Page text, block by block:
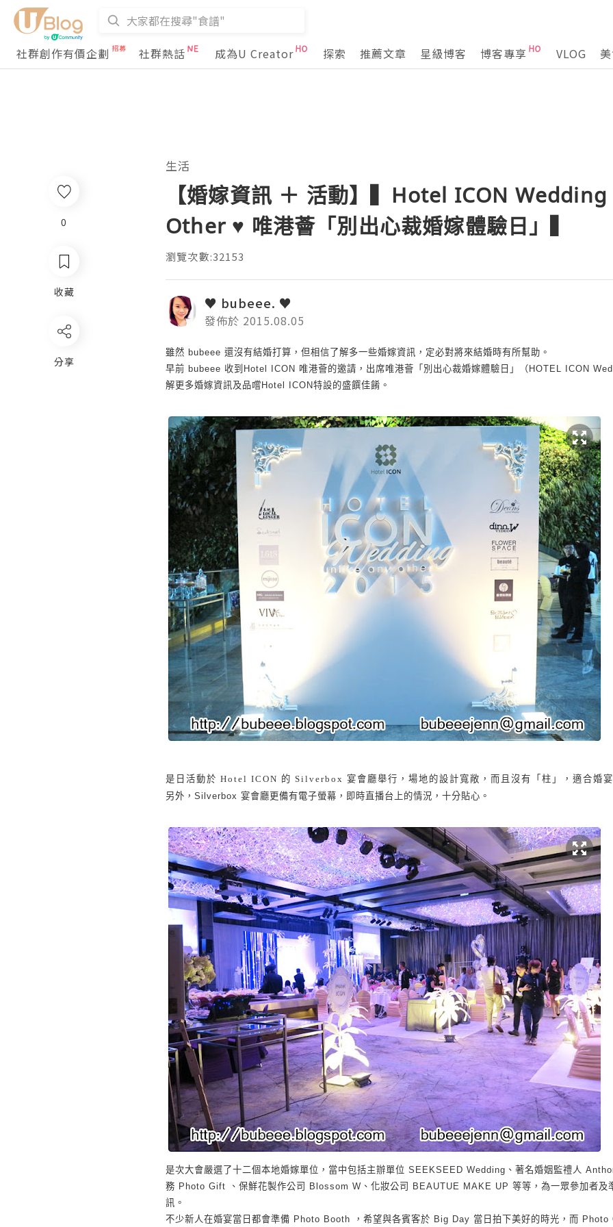
社群創作有價企劃
社群熱話 成為U Creator 探索 推薦文章 星級博客 博客專享 VLOG
0
收藏
分享
生活
【婚嫁資訊 ＋ 活動】▍Hotel ICON
Other ♥ 唯港薈「別出心裁婚嫁體驗日」▍
瀏覽次數:32153
♥ bubeee. ♥
發佈於 2015.08.05
雖然 bubeee 還沒有結婚打算，但相信了解多一些婚嫁資訊，定必對將來結婚時有所幫助。
早前 bubeee 收到 Hotel ICON 唯港薈的邀請，出席唯港薈 「別出心裁婚嫁體驗日」（ HOTEL ICON
解更多婚嫁資訊及品嚐 Hotel ICON特設的盛饌佳餚。
是日活動於 Hotel ICON 的 Silverbox 宴會廳舉行，場地的設計寬敞，而且沒有「柱」，適合婚宴
另外， Silverbox 宴會廳更備有電子螢幕，即時直播台上的情況，十分貼心。
是次大會嚴選了十二個本地婚嫁單位，當中包括主辦單位 SEEKSEED Wedding 、著名婚姻監禮人
務 Photo Gift 、保鮮花製作公司 Blossom W 、 化妝公司 BEAUTUE MAKE UP 等等，為一眾參加者及
訊。
不少新人在婚宴當日都會準備 Photo Booth ，希望與各賓客於 Big Day 當日拍下美好的時光，而 Photo